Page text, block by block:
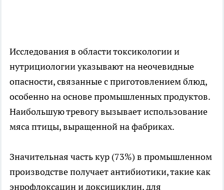
Исследования в области токсикологии и
нутрициологии указывают на неочевидные
опасности, связанные с приготовлением блюд,
особенно на основе промышленных продуктов.
Наибольшую тревогу вызывает использование
мяса птицы, выращенной на фабриках.
Значительная часть кур (73%) в промышленном
производстве получает антибиотики, такие как
энрофлоксацин и доксициклин, для